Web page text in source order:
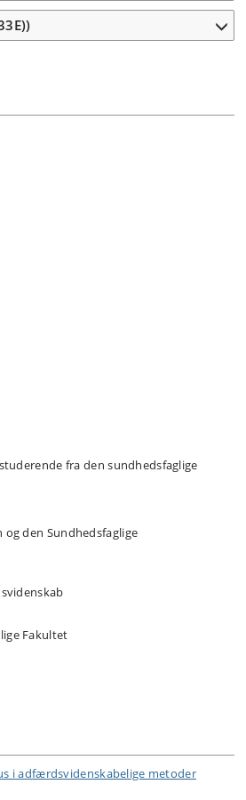
fra den sundhedsfaglige
den Sundhedsfaglige
Fakultet
i adfærdsvidenskabelige metoder